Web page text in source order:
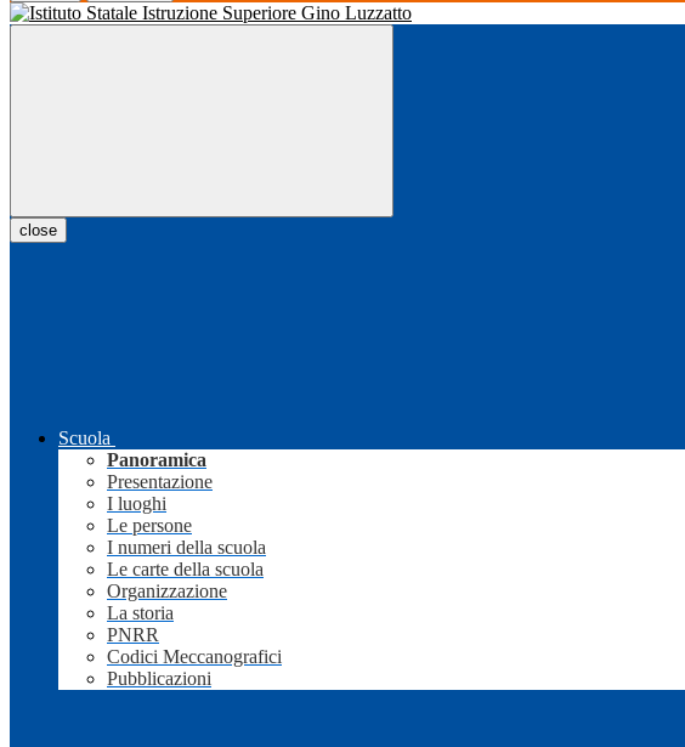
close
Scuola
Panoramica
Presentazione
I luoghi
Le persone
I numeri della scuola
Le carte della scuola
Organizzazione
La storia
PNRR
Codici Meccanografici
Pubblicazioni